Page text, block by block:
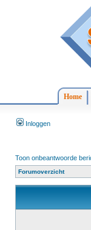
Home
Inloggen
Toon onbeantwoorde
Forumoverzicht